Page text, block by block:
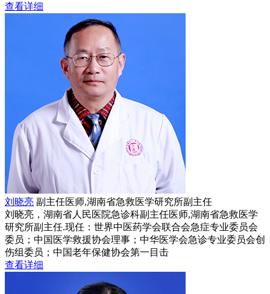
查看详细
刘晓亮 副主任医师,湖南省急救医学研究所副主任
刘晓亮，湖南省人民医院急诊科副主任医师,湖南省急救医学
研究所副主任.现任：世界中医药学会联合会急症专业委员会
委员；中国医学救援协会理事；中华医学会急诊专业委员会创
伤组委员；中国老年保健协会第一目击
查看详细